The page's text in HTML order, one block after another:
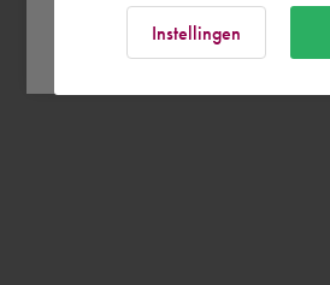
Instellingen